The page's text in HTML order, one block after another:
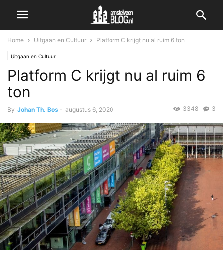
Home Uitgaan en Cultuur Platform C krijgt nu al ruim 6 ton
Uitgaan en Cultuur
Platform C krijgt nu al ruim 6
ton
By Johan Th. Bos - augustus 6, 2020 3
3348